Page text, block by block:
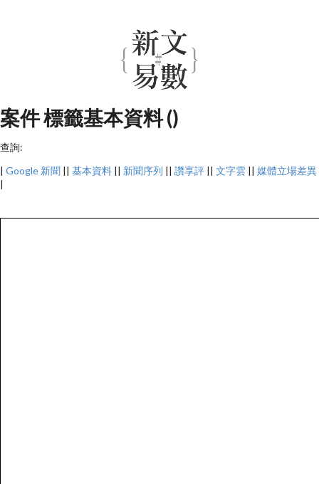
案件 標籤基本資料 ()
查詢:
| Google 新聞 || 基本資料 || 新聞序列 || 讚享評 || 文字雲 || 媒體立場差異
|